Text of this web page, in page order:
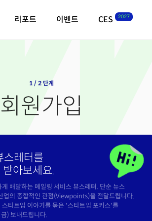
널
리포트 이벤트 CES 2027
1 / 2 단계
회원가입
스레터를
받아보세요.
배달하는 메일링 서비스 뷰스레터. 단순 뉴스
업의 종합적인 관점(Viewpoints)을 전달드립니다.
타트업 이야기를 묶은 '스타트업 포커스'를
) 보내드립니다.